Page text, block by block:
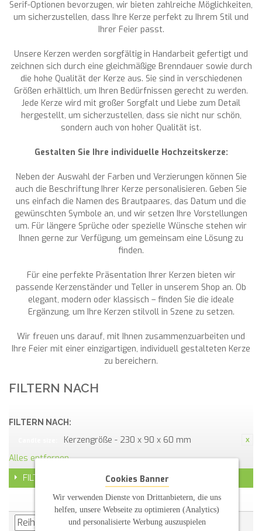
Serif-Optionen bevorzugen, wir bieten zahlreiche Möglichkeiten,
um sicherzustellen, dass Ihre Kerze perfekt zu Ihrem Stil und
Ihrer Feier passt.
Unsere Kerzen werden sorgfältig in Handarbeit gefertigt und
zeichnen sich durch eine gleichmäßige Brenndauer sowie durch
die hohe Qualität der Kerze aus. Sie sind in verschiedenen
Größen erhältlich, um Ihren Bedürfnissen gerecht zu werden.
Jede Kerze wird mit großer Sorgfalt und Liebe zum Detail
hergestellt, um sicherzustellen, dass sie nicht nur schön,
sondern auch von hoher Qualität ist.
Gestalten Sie Ihre individuelle Hochzeitskerze:
Neben der Auswahl der Farben und Verzierungen können Sie
auch die Beschriftung Ihrer Kerze personalisieren. Geben Sie
uns einfach die Namen des Brautpaares, das Datum und die
gewünschten Symbole an, und wir setzen Ihre Vorstellungen
um. Für längere Sprüche oder spezielle Wünsche stehen wir
Ihnen gerne zur Verfügung, um gemeinsam eine Lösung zu
finden.
Für eine perfekte Präsentation Ihrer Kerzen bieten wir
passende Kerzenständer und Teller in unserem Shop an. Ob
elegant, modern oder klassisch – finden Sie die ideale
Ergänzung, um Ihre Kerzen stilvoll in Szene zu setzen.
Wir freuen uns darauf, mit Ihnen zusammenzuarbeiten und
Ihre Feier mit einer einzigartigen, individuell gestalteten Kerze
zu bereichern.
FILTERN NACH
FILTERN NACH:
Kerzengröße - 230 x 90 x 60 mm
Alles entfernen
FILTER Cookies Banner
Wir verwenden Dienste von Drittanbietern, die uns
helfen, unsere Webseite zu optimieren (Analytics)
und personalisierte Werbung auszuspielen